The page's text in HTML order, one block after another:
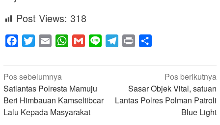
Post Views: 318
Facebook
Twitter Email WhatsApp
Gmail Line Telegram
Print
Navigasi
pos
Pos sebelumnya
Satlantas Polresta Mamuju
Beri Himbauan Kamseltibcar
Lalu Kepada Masyarakat
Pos berikutnya
Sasar Objek Vital, satuan
Lantas Polres Polman Patroli
Blue Light